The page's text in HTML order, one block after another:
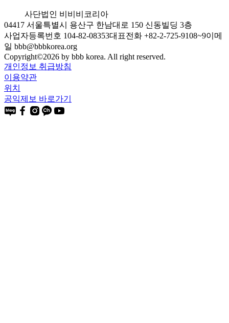
사단법인 비비비코리아
04417 서울특별시 용산구 한남대로 150 신동빌딩 3층
사업자등록번호 104-82-08353대표전화 +82-2-725-9108~9이메
일 bbb@bbbkorea.org
Copyright©2026 by bbb korea. All right reserved.
개인정보 취급방침
이용약관
위치
공익제보 바로가기